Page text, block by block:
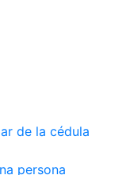
de la cédula
persona